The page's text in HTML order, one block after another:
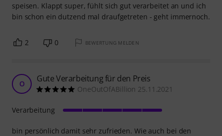
speisen. Klappt super, fühlt sich gut verarbeitet an und ich
bin schon ein dutzend mal draufgetreten - geht immernoch.
2 0 BEWERTUNG MELDEN
O Gute Verarbeitung für den Preis
OneOutOfABillion 25.11.2021
bin persönlich damit sehr zufrieden. Wie auch bei den
Verarbeitung